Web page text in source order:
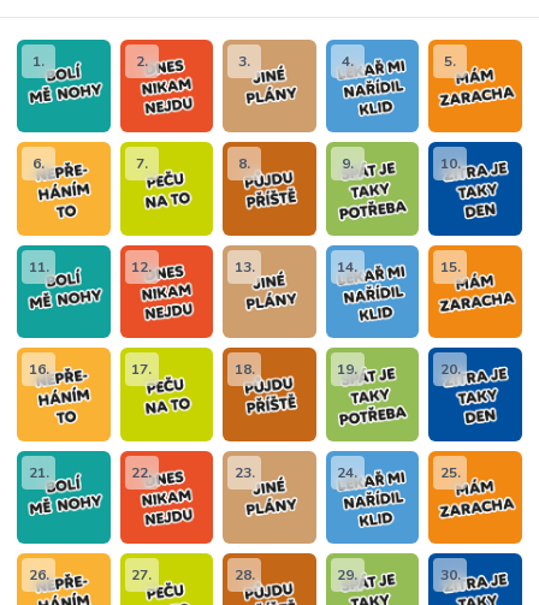
1. 2. 3. 4. 5.
6. 7. 8. 9. 10.
11. 12. 13. 14. 15.
16. 17. 18. 19. 20.
21. 22. 23. 24. 25.
26. 27. 28. 29. 30.